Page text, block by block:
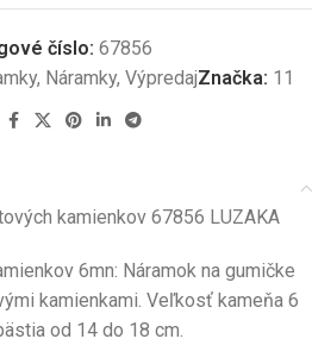
číslo: 67856
, Náramky, VýpredajZnačka: 11
kamienkov 67856 LUZAKA
6mn: Náramok na gumičke
kamienkami. Veľkosť kameňa 6
od 14 do 18 cm.